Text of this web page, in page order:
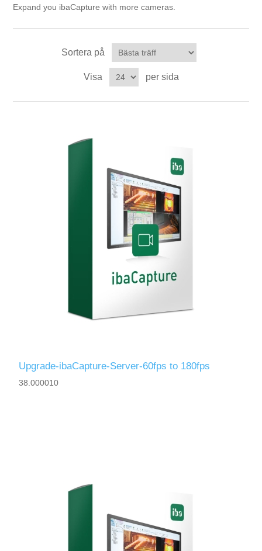
Vibrationsanalys
Temperaturmätning
Begner Machines
Expand you ibaCapture with more cameras.
Sortera på
Visa per sida
Upgrade-ibaCapture-Server-60fps to 180fps
38.000010